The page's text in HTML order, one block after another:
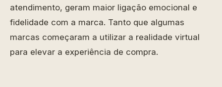
atendimento, geram maior ligação emocional e
fidelidade com a marca. Tanto que algumas
marcas começaram a utilizar a realidade virtual
para elevar a experiência de compra.